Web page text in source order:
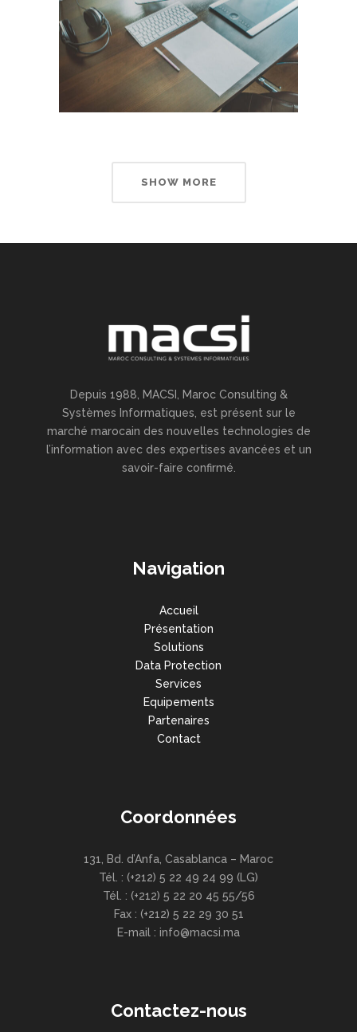
SHOW MORE
Depuis 1988, MACSI, Maroc Consulting &
Systèmes Informatiques, est présent sur le
marché marocain des nouvelles technologies de
l’information avec des expertises avancées et un
savoir-faire confirmé.
Navigation
Accueil
Présentation
Solutions
Data Protection
Services
Equipements
Partenaires
Contact
Coordonnées
131, Bd. d’Anfa, Casablanca – Maroc
Tél. : (+212) 5 22 49 24 99 (LG)
Tél. : (+212) 5 22 20 45 55/56
Fax : (+212) 5 22 29 30 51
E-mail : info@macsi.ma
Contactez-nous